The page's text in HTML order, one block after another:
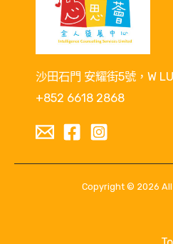
沙田石門 安耀街5號，W
+852 6618 2868
Copyright © 2026